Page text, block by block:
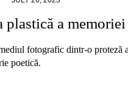
plastică a memoriei
fotografic dintr-o proteză
poetică.